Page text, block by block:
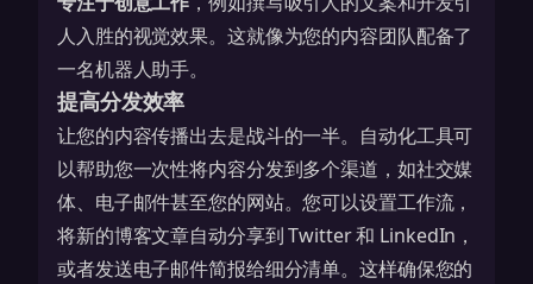
人入胜的视觉效果。这就像为您的内容团队配备了
一名机器人助手。
提高分发效率
让您的内容传播出去是战斗的一半。自动化工具可
以帮助您一次性将内容分发到多个渠道，如社交媒
体、电子邮件甚至您的网站。您可以设置工作流，
将新的博客文章自动分享到 Twitter 和 LinkedIn，
或者发送电子邮件简报给细分清单。这样确保您的